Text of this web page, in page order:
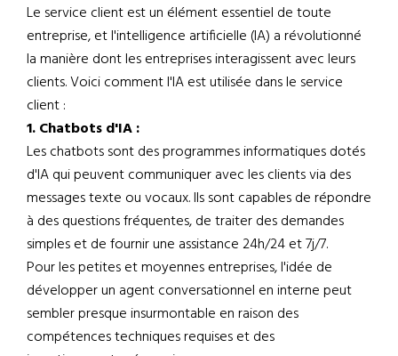
Le service client est un élément essentiel de toute
entreprise, et l'intelligence artificielle (IA) a révolutionné
la manière dont les entreprises interagissent avec leurs
clients. Voici comment l'IA est utilisée dans le service
client :
1. Chatbots d'IA :
Les chatbots sont des programmes informatiques dotés
d'IA qui peuvent communiquer avec les clients via des
messages texte ou vocaux. Ils sont capables de répondre
à des questions fréquentes, de traiter des demandes
simples et de fournir une assistance 24h/24 et 7j/7.
Pour les petites et moyennes entreprises, l'idée de
développer un agent conversationnel en interne peut
sembler presque insurmontable en raison des
compétences techniques requises et des